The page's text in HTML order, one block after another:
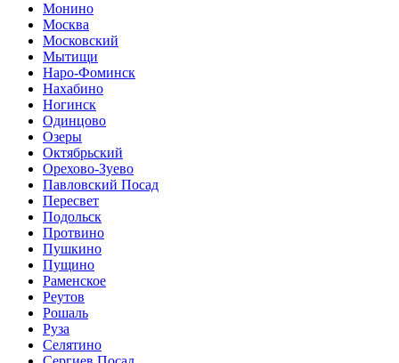
Монино
Москва
Московский
Мытищи
Наро-Фоминск
Нахабино
Ногинск
Одинцово
Озеры
Октябрьский
Орехово-Зуево
Павловский Посад
Пересвет
Подольск
Протвино
Пушкино
Пущино
Раменское
Реутов
Рошаль
Руза
Селятино